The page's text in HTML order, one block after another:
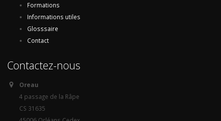
Formations
Informations utiles
Glosssaire
Contact
Contactez-nous
Oreau
4 passage de la Râpe
CS 31635